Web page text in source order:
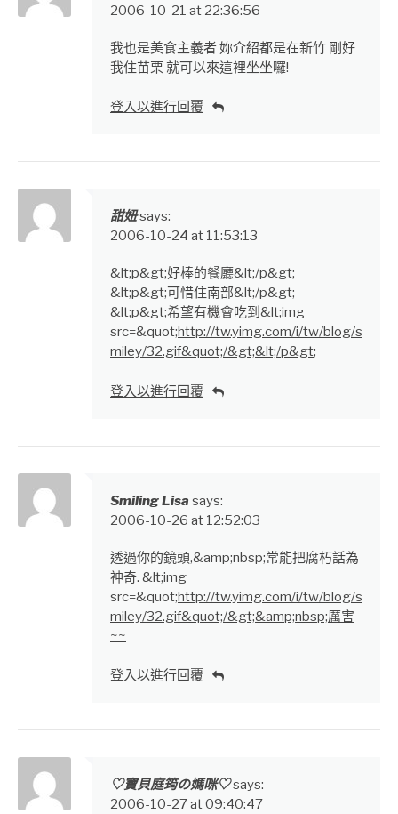
2006-10-21 at 22:36:56
我也是美食主義者 妳介紹都是在新竹 剛好
我住苗栗 就可以來這裡坐坐囉!
登入以進行回覆
甜妞says:
2006-10-24 at 11:53:13
&lt;p&gt;好棒的餐廳&lt;/p&gt;
&lt;p&gt;可惜住南部&lt;/p&gt;
&lt;p&gt;希望有機會吃到&lt;img
src=&quot;http://tw.yimg.com/i/tw/blog/s
miley/32.gif&quot;/&gt;&lt;/p&gt;
登入以進行回覆
Smiling Lisa says:
2006-10-26 at 12:52:03
透過你的鏡頭,&amp;nbsp;常能把腐朽話為
神奇. &lt;img
src=&quot;http://tw.yimg.com/i/tw/blog/s
miley/32.gif&quot;/&gt;&amp;nbsp;厲害
~~
登入以進行回覆
♡寶貝庭筠の媽咪♡says:
2006-10-27 at 09:40:47